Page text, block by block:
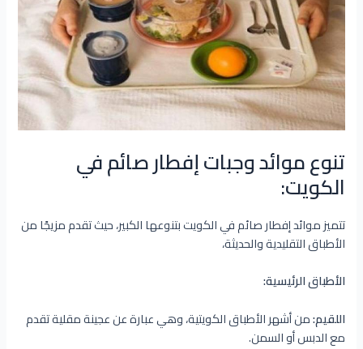
تنوع موائد وجبات إفطار صائم في
الكويت:
تتميز موائد إفطار صائم في الكويت بتنوعها الكبير، حيث تقدم مزيجًا من
الأطباق التقليدية والحديثة،
الأطباق الرئيسية:
اللقيم:من أشهر الأطباق الكويتية، وهي عبارة عن عجينة مقلية تقدم
مع الدبس أو السمن.